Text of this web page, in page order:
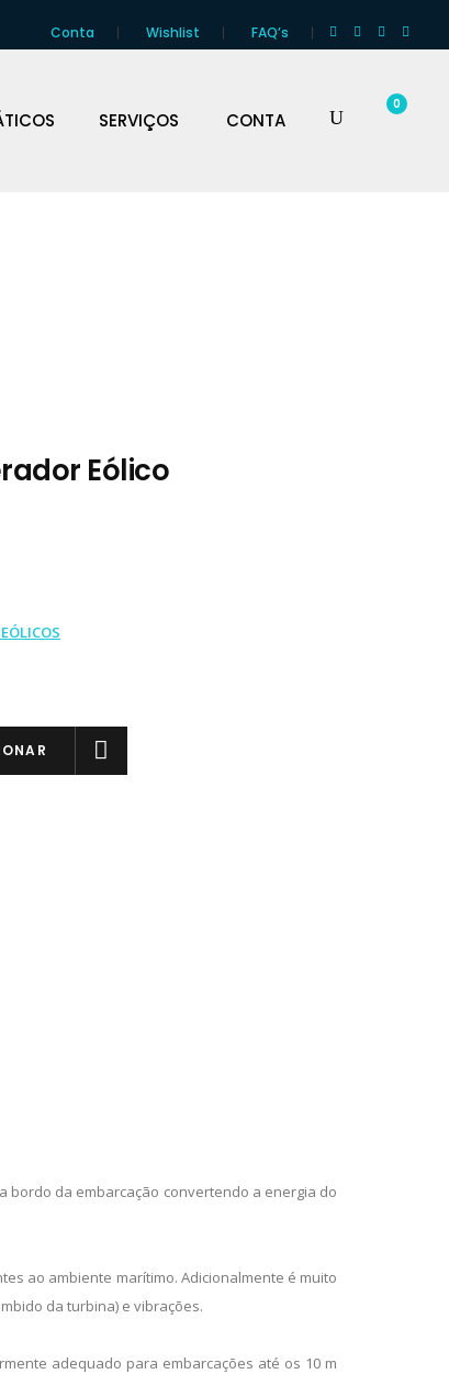
Conta Wishlist FAQ’s
SERVIÇOS CONTA
0
Eólico
bordo da embarcação convertendo a energia do
ao ambiente marítimo. Adicionalmente é muito
da turbina) e vibrações.
adequado para embarcações até os 10 m